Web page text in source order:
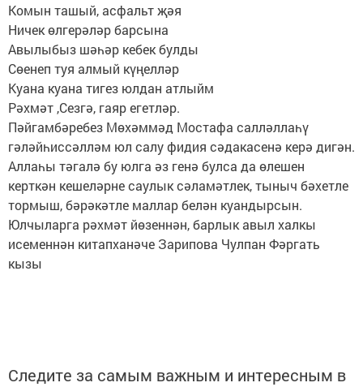
Комын ташый, асфальт җәя
Ничек өлгерәләр барсына
Авылыбыз шәһәр кебек булды
Сөенеп туя алмый күңелләр
Куана куана тигез юлдан атлыйм
Рәхмәт ,Сезгә, гаяр егетләр.
Пәйгамбәребез Мөхәммәд Мостафа салләллаһү
гәләйһиссәлләм юл салу фидия сәдакасенә керә дигән.
Аллаһы тәгалә бу юлга әз генә булса да өлешен
керткән кешеләрне саулык сәламәтлек, тыныч бәхетле
тормыш, бәрәкәтле маллар белән куандырсын.
Юлчыларга рәхмәт йөзеннән, барлык авыл халкы
исеменнән китапханәче Зарипова Чулпан Фәргать
кызы
Следите за самым важным и интересным в